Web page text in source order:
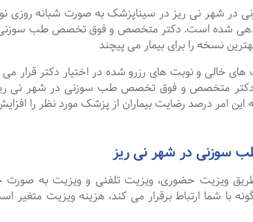
نی ریز در سیناپزشک به صورت شبانه روزی نوبت
دهی شده است. دکتر متخصص و فوق تخصص طب سوزنی
نسخه را برای بیمار می پیچند
خالی و نوبت های رزرو شده در اختیار دکتر قرار می
دکتر متخصص و فوق تخصص طب سوزنی در شهر نی ریز
امر درصد رضایت بیماران از پزشک مورد نظر را
در شهر نی ریز
ویزیت حضوری، ویزیت تلفنی و ویزیت به
ارتباط برقرار می کند، هزینه ویزیت متغیر